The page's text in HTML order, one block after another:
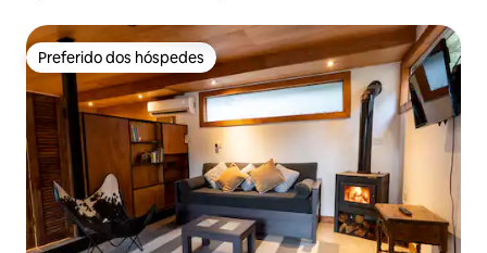
Preferido dos hóspedes
Preferido dos hóspedes